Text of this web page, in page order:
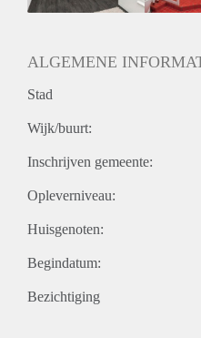
Onbepaalde termijn
ALGEMENE
Stad
Wijk/buurt:
Inschrijven gemeente:
Opleverniveau:
Huisgenoten:
Begindatum:
Bezichtiging